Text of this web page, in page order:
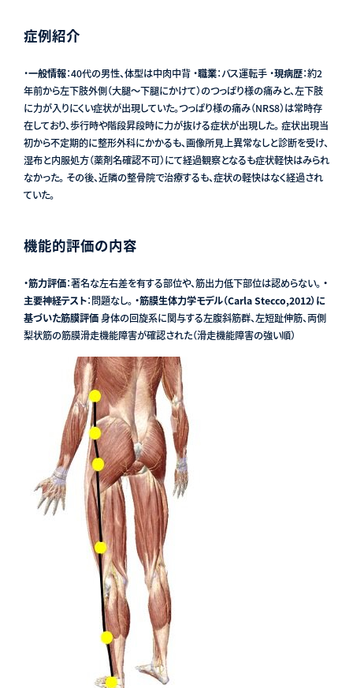
症例紹介
・一般情報：40代の男性、体型は中肉中背 ・職業：バス運転手 ・現病歴：約2
年前から左下肢外側（大腿〜下腿にかけて）のつっぱり様の痛みと、左下肢
に力が入りにくい症状が出現していた。つっぱり様の痛み（NRS8）は常時存
在しており、歩行時や階段昇段時に力が抜ける症状が出現した。 症状出現当
初から不定期的に整形外科にかかるも、画像所見上異常なしと診断を受け、
湿布と内服処方（薬剤名確認不可）にて経過観察となるも症状軽快はみられ
なかった。 その後、近隣の整骨院で治療するも、症状の軽快はなく経過され
ていた。
機能的評価の内容
・筋力評価：著名な左右差を有する部位や、筋出力低下部位は認めらない。 ・
主要神経テスト：問題なし。 ・筋膜生体力学モデル（Carla Stecco,2012）に
基づいた筋膜評価身体の回旋系に関与する左腹斜筋群、左短趾伸筋、両側
梨状筋の筋膜滑走機能障害が確認された（滑走機能障害の強い順）